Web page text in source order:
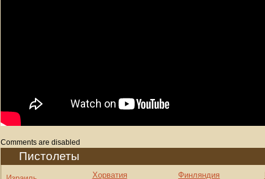
Comments are disabled
Пистолеты
Хорватия Финляндия